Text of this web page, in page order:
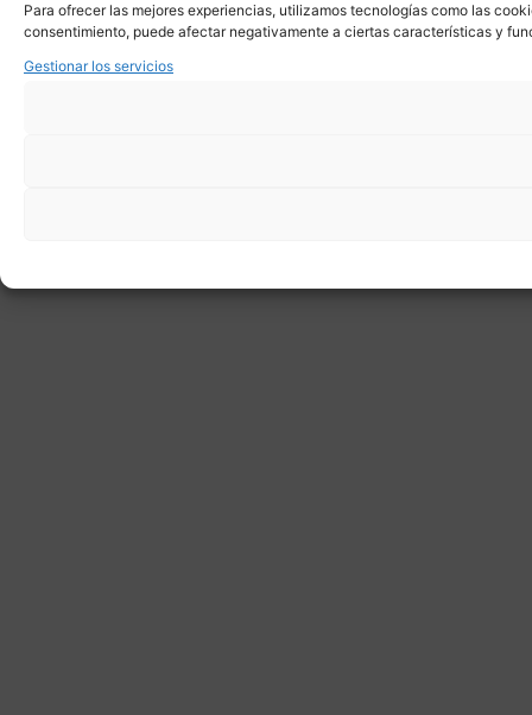
Para ofrecer las mejores experiencias, utilizamos tecnologías como las
consentimiento, puede afectar negativamente a ciertas características y
Gestionar los servicios